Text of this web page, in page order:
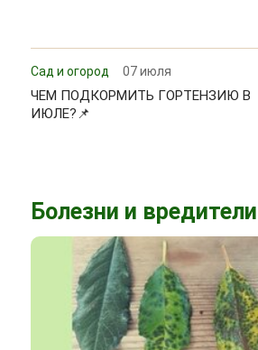
Сад и огород 07 июля
ЧЕМ ПОДКОРМИТЬ ГОРТЕНЗИЮ В
ИЮЛЕ?📌
Болезни и вредители